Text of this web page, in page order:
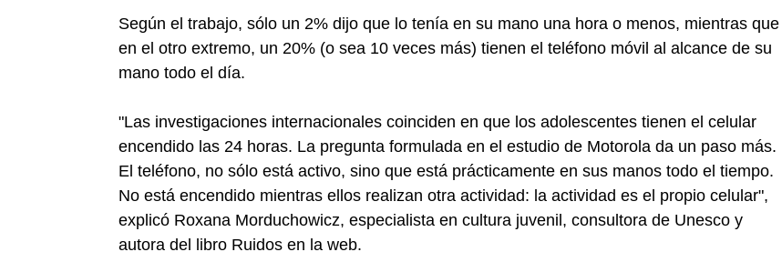
Según el trabajo, sólo un 2% dijo que lo tenía en su mano una hora o menos, mientras que
en el otro extremo, un 20% (o sea 10 veces más) tienen el teléfono móvil al alcance de su
mano todo el día.
"Las investigaciones internacionales coinciden en que los adolescentes tienen el celular
encendido las 24 horas. La pregunta formulada en el estudio de Motorola da un paso más.
El teléfono, no sólo está activo, sino que está prácticamente en sus manos todo el tiempo.
No está encendido mientras ellos realizan otra actividad: la actividad es el propio celular",
explicó Roxana Morduchowicz, especialista en cultura juvenil, consultora de Unesco y
autora del libro Ruidos en la web.